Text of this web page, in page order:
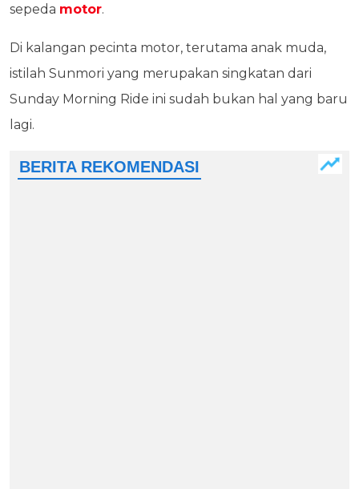
sepeda motor.
Di kalangan pecinta motor, terutama anak muda,
istilah Sunmori yang merupakan singkatan dari
Sunday Morning Ride ini sudah bukan hal yang baru
lagi.